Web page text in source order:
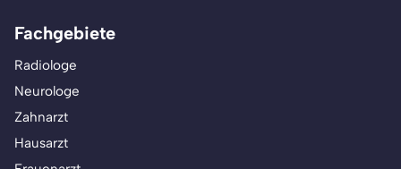
Fachgebiete
Radiologe
Neurologe
Zahnarzt
Hausarzt